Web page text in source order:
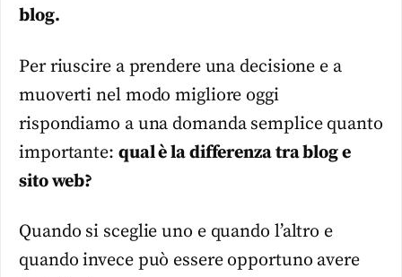
blog.
Per riuscire a prendere una decisione e a
muoverti nel modo migliore oggi
rispondiamo a una domanda semplice quanto
importante: qual è la differenza tra blog e
sito web?
Quando si sceglie uno e quando l’altro e
quando invece può essere opportuno avere